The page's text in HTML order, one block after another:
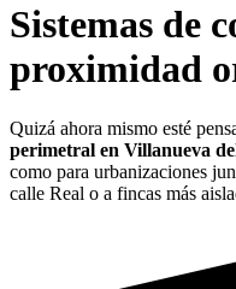
Sistemas de
proximidad
Quizá ahora mismo esté
perimetral en Villanueva
como para urbanizaciones
calle Real o a fincas más